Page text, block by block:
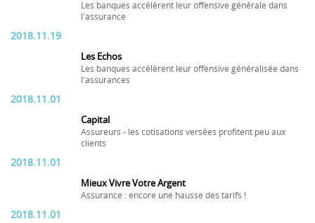
Les banques accélèrent leur offensive générale dans
l'assurance
2018.11.19
Les Echos
Les banques accélèrent leur offensive généralisée dans
l'assurances
2018.11.01
Capital
Assureurs - les cotisations versées profitent peu aux
clients
2018.11.01
Mieux Vivre Votre Argent
Assurance : encore une hausse des tarifs !
2018.11.01